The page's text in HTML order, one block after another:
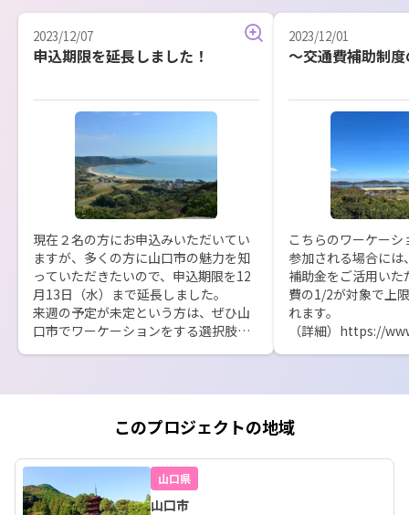
2023/12/07
申込期限を延長しました！
現在２名の方にお申込みいただいてい
ますが、多くの方に山口市の魅力を知
っていただきたいので、申込期限を12
月13日（水）まで延長しました。
来週の予定が未定という方は、ぜひ山
口市でワーケーションをする選択肢を
2023/12/01
～交通費補助制
こちらのワーケー
参加される場合には
補助金をご活用いた
費の1/2が対象で上
れます。
（詳細）https://
このプロジェクトの地域
山口県
山口市